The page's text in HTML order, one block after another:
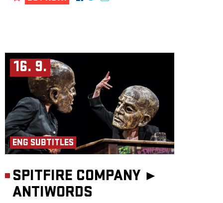
16. 9.
ENG SUBTITLES
SPITFIRE COMPANY ►
ANTIWORDS